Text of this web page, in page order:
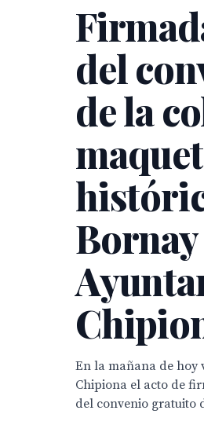
del
de la
En la mañana de hoy
Chipiona el acto de
del convenio gratuito